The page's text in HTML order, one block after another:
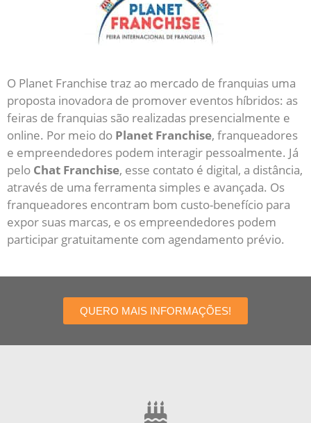
O Planet Franchise traz ao mercado de franquias uma
proposta inovadora de promover eventos híbridos: as
feiras de franquias são realizadas presencialmente e
online. Por meio do Planet Franchise, franqueadores
e empreendedores podem interagir pessoalmente. Já
pelo Chat Franchise, esse contato é digital, a distância,
através de uma ferramenta simples e avançada. Os
franqueadores encontram bom custo-benefício para
expor suas marcas, e os empreendedores podem
participar gratuitamente com agendamento prévio.
QUERO MAIS INFORMAÇÕES!